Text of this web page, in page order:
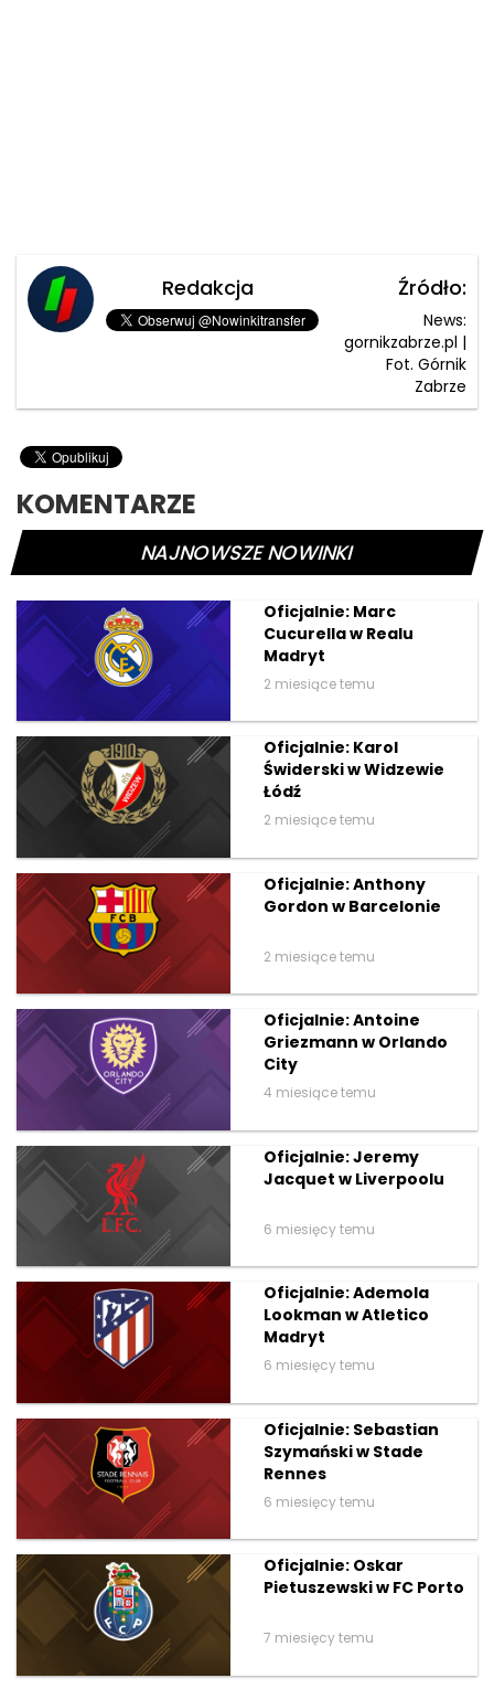
Redakcja Źródło:
News:
gornikzabrze.pl |
Fot. Górnik
Zabrze
KOMENTARZE
NAJNOWSZE NOWINKI
Oficjalnie: Marc
Cucurella w Realu
Madryt
2 miesiące temu
Oficjalnie: Karol
Świderski w Widzewie
Łódź
2 miesiące temu
Oficjalnie: Anthony
Gordon w Barcelonie
2 miesiące temu
Oficjalnie: Antoine
Griezmann w Orlando
City
4 miesiące temu
Oficjalnie: Jeremy
Jacquet w Liverpoolu
6 miesięcy temu
Oficjalnie: Ademola
Lookman w Atletico
Madryt
6 miesięcy temu
Oficjalnie: Sebastian
Szymański w Stade
Rennes
6 miesięcy temu
Oficjalnie: Oskar
Pietuszewski w FC Porto
7 miesięcy temu